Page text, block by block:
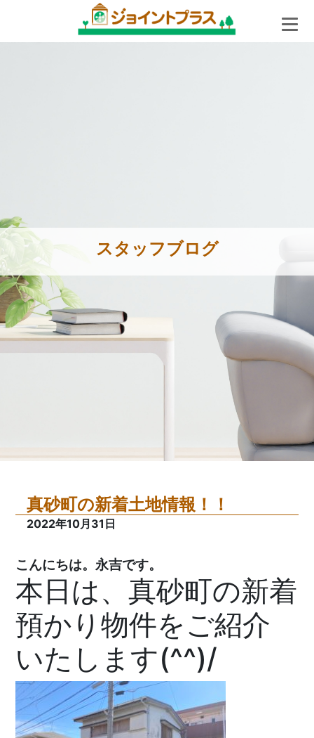
スタッフブログ
真砂町の新着土地情報！！
2022年10月31日
こんにちは。永吉です。
本日は、真砂町の新着
預かり物件をご紹介
いたします(^^)/